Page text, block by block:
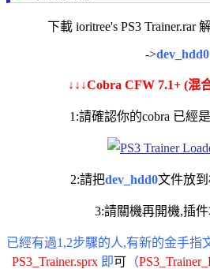
下載 ioritree's PS3 Trainer.rar
->dev_hdd0
↓↓↓Cobra CFW 7.1+ (混
1:請確認你的cobra 已經
2:請把dev_hdd0文件放
3:請關機再開機,插
已經有過1,2步驟的人,有新的金手指
PS3_Trainer.sprx 即可（